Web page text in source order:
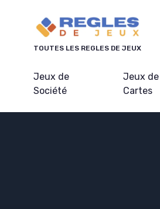
TOUTES LES REGLES DE JEUX
Jeux de
Société
Jeux de
Cartes